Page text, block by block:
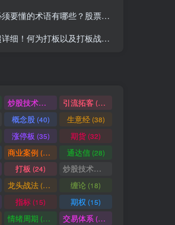
语有哪些？股票分时水上、水下是什么意思？
！何为打板以及打板战法的精髓
炒股技术指标 (48)引流拓客(46)
概念股(40) 生意经(38)
涨停板 (35) 期货(32)
商业案例 (30) 通达信(28)
打板 (24) 炒股技术形态
龙头战法(20) 缠论 (18)
指标(15) 期权 (15)
情绪周期 (14) 交易体系(12)
录 注册
七日阅读量排名
满足你的好奇心
发布 随机推荐